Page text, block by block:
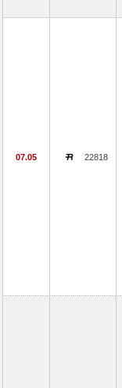
07.05 22818